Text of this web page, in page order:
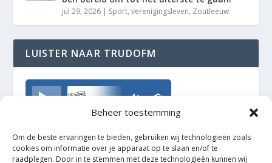
Beheer toestemming
Om de beste ervaringen te bieden, gebruiken wij technologieën zoals
cookies om informatie over je apparaat op te slaan en/of te
raadplegen. Door in te stemmen met deze technologieën kunnen wij
jul 29, 2026 | Sport,verenigingsleven, Zoutleeuw
LUISTER NAAR TRUDOFM
TrudoFM